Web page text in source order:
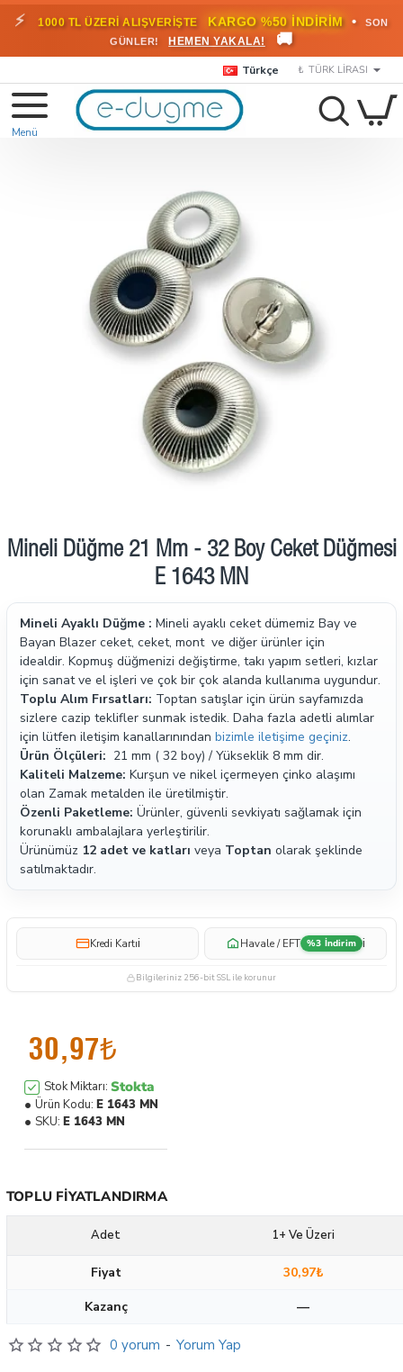
⚡ 1000 TL ÜZERİ ALIŞVERİŞTE KARGO %50 İNDİRİM •
SON
GÜNLER!
HEMEN YAKALA! 🚚
Türkçe ₺ TÜRK LIRASI
Mineli Düğme 21 Mm - 32 Boy Ceket Düğmesi
E 1643 MN
Mineli Ayaklı Düğme : Mineli ayaklı ceket dümemiz Bay ve
Bayan Blazer ceket, ceket, mont ve diğer ürünler için
idealdir. Kopmuş düğmenizi değiştirme, takı yapım setleri, kızlar
için sanat ve el işleri ve çok bir çok alanda kullanıma uygundur.
Toplu Alım Fırsatları: Toptan satışlar için ürün sayfamızda
sizlere cazip teklifler sunmak istedik. Daha fazla adetli alımlar
için lütfen iletişim kanallarınından bizimle iletişime geçiniz.
Ürün Ölçüleri: 21 mm ( 32 boy) / Yükseklik 8 mm dir.
Kaliteli Malzeme: Kurşun ve nikel içermeyen çinko alaşımı
olan Zamak metalden ile üretilmiştir.
Özenli Paketleme: Ürünler, güvenli sevkiyatı sağlamak için
korunaklı ambalajlara yerleştirilir.
Ürünümüz 12 adet ve katları veya Toptan olarak şeklinde
satılmaktadır.
Kredi Kartıi Havale / EFT %3 İndirim i
Bilgileriniz 256-bit SSL ile korunur
0 yorum - Yorum Yap
30,97₺
Stok Miktarı: Stokta
Ürün Kodu: E 1643 MN
SKU: E 1643 MN
TOPLU FIYATLANDIRMA
Adet 1+ Ve Üzeri
Fiyat
30,97₺
Kazanç
—